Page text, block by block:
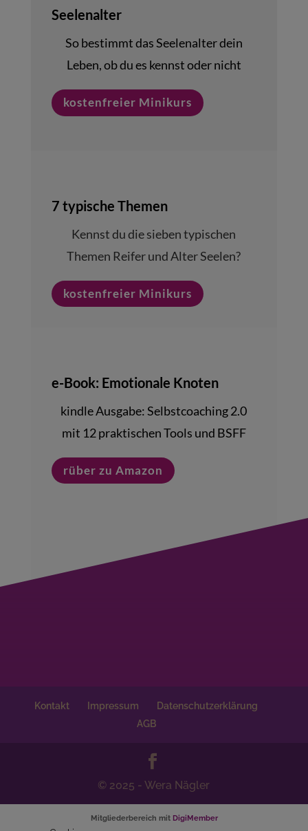
Seelenalter
So bestimmt das Seelenalter dein
Leben, ob du es kennst oder nicht
kostenfreier Minikurs
7 typische Themen
Kennst du die sieben typischen
Themen Reifer und Alter Seelen?
kostenfreier Minikurs
e-Book: Emotionale Knoten
kindle Ausgabe:Selbstcoaching 2.0
mit 12 praktischen Tools und BSFF
rüber zu Amazon
Kontakt Impressum
Datenschutzerklärung
AGB
© 2025 - Wera Nägler
Mitgliederbereich mit DigiMember